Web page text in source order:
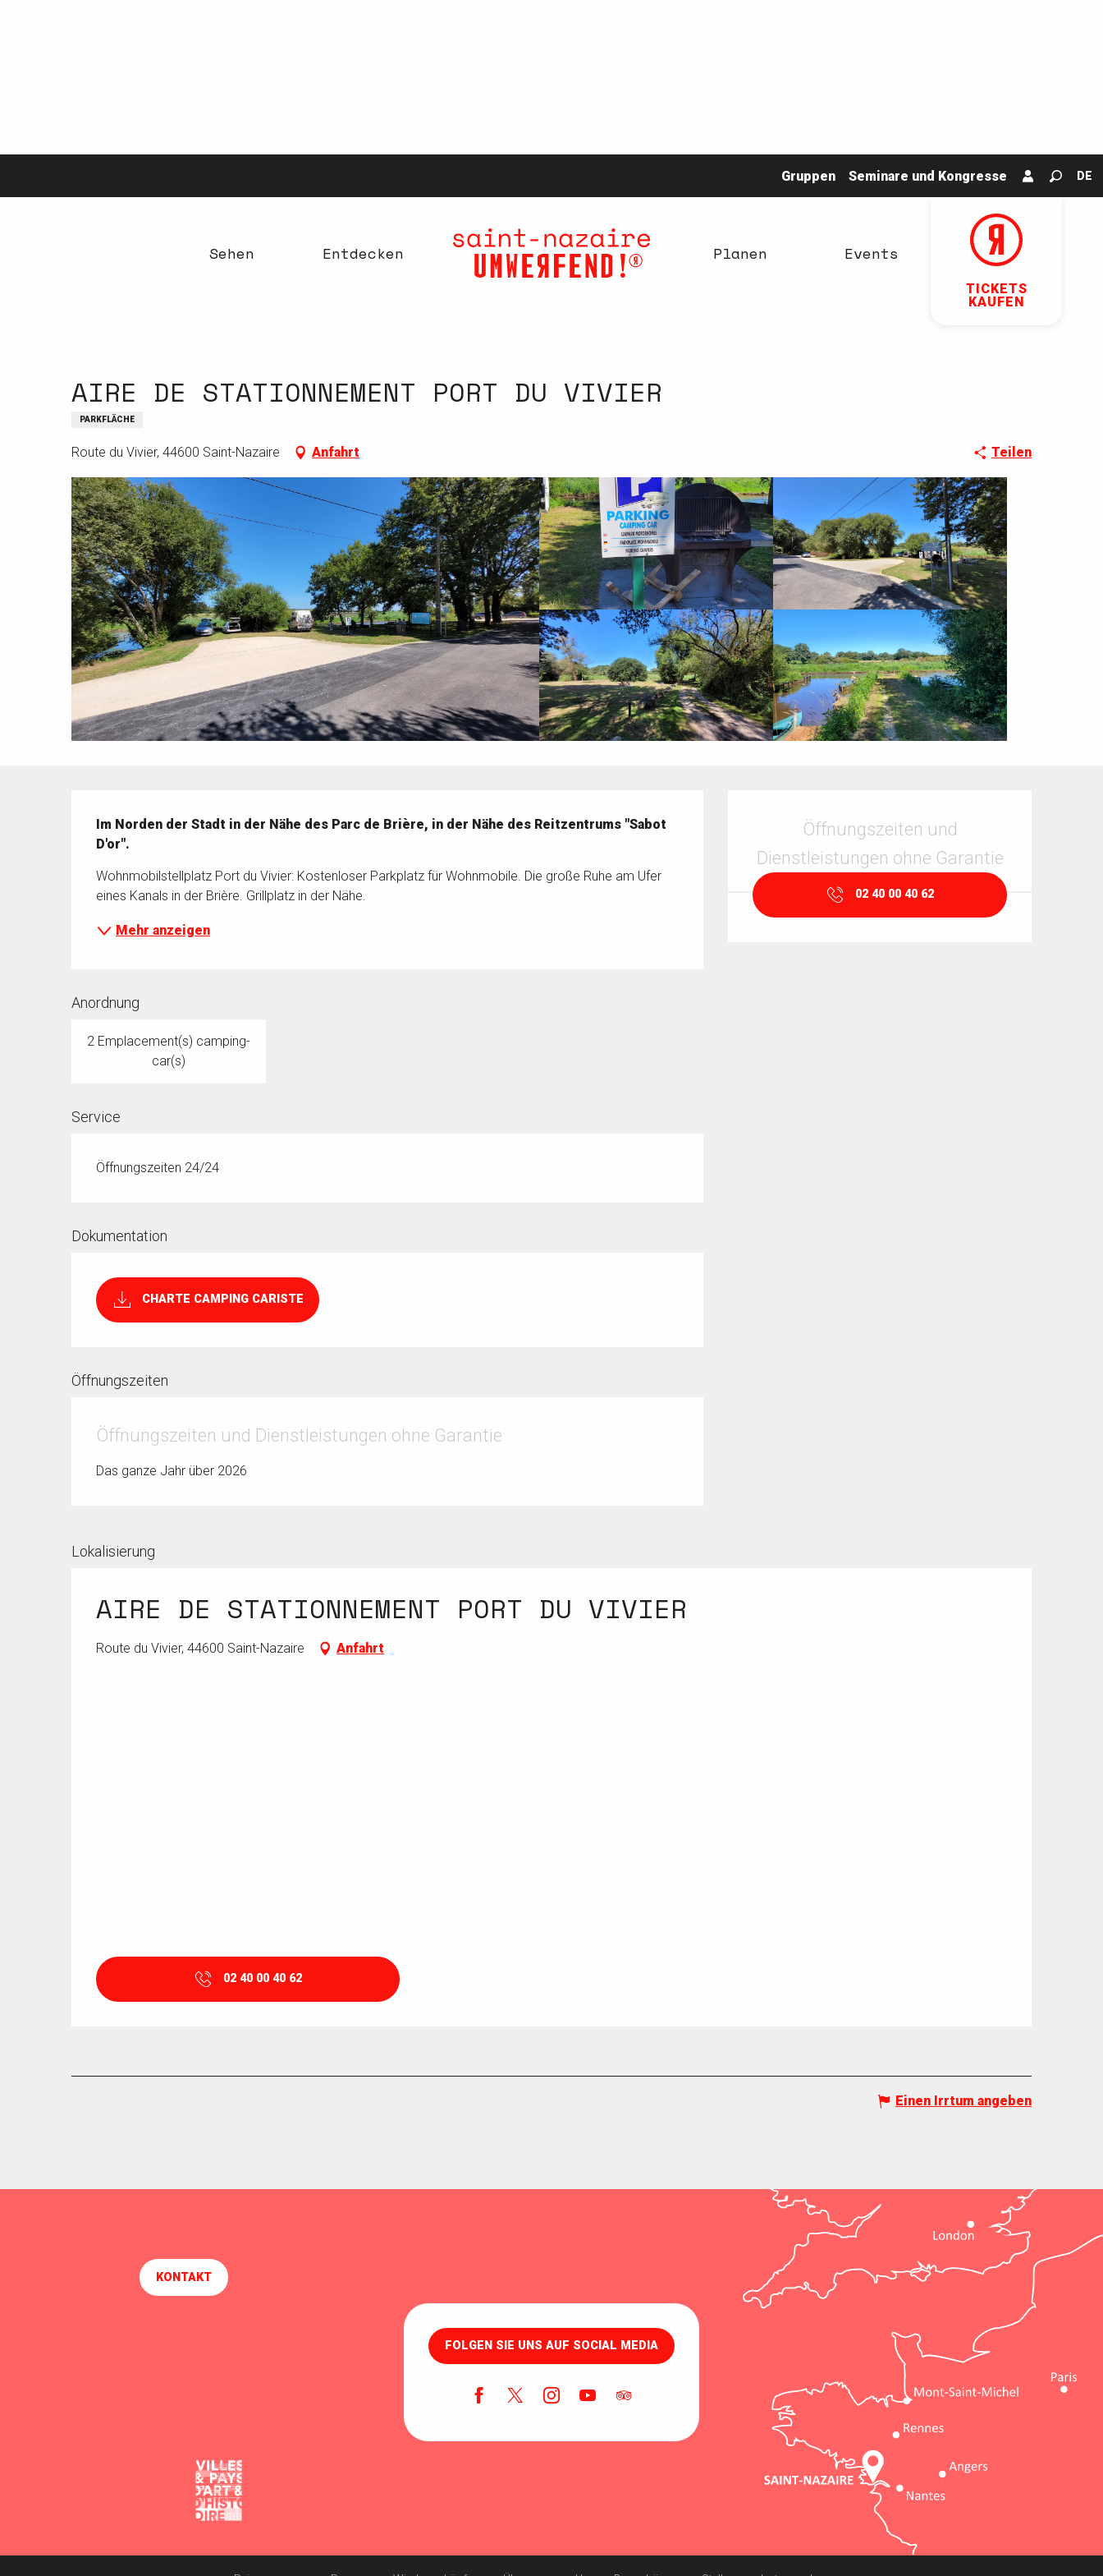
Gruppen Seminare und Kongresse
Suche
DE
TICKETS
KAUFEN
Sehen Entdecken Planen Events
AIRE DE STATIONNEMENT PORT DU VIVIER
PARKFLÄCHE
Route du Vivier, 44600 Saint-Nazaire Anfahrt Teilen
Öffnungszeiten und
Dienstleistungen ohne Garantie
02 40 00 40 62
Im Norden der Stadt in der Nähe des Parc de Brière, in der Nähe des Reitzentrums "Sabot
D'or".
Wohnmobilstellplatz Port du Vivier: Kostenloser Parkplatz für Wohnmobile. Die große Ruhe am Ufer
eines Kanals in der Brière. Grillplatz in der Nähe.
Mehr anzeigen
Anordnung
2 Emplacement(s) camping-
car(s)
Service
Öffnungszeiten 24/24
Dokumentation
CHARTE CAMPING CARISTE
Öffnungszeiten
Öffnungszeiten und Dienstleistungen ohne Garantie
Das ganze Jahr über 2026
Lokalisierung
AIRE DE STATIONNEMENT PORT DU VIVIER
Route du Vivier, 44600 Saint-Nazaire Anfahrt
02 40 00 40 62
Einen Irrtum angeben
KONTAKT
FOLGEN SIE UNS AUF SOCIAL MEDIA